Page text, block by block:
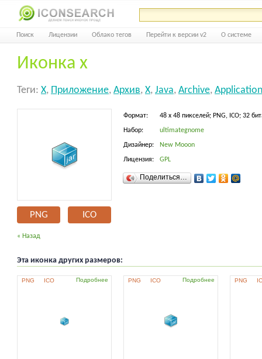
Поиск Лицензии Облако тегов Перейти к версии v2 О системе
Иконка х
Теги: Х, Приложение, Архив, X, Java, Archive, Application
PNG ICO
Формат: 48 x 48 пикселей; PNG, ICO; 32
Набор: ultimategnome
Дизайнер: New Mooon
Лицензия: GPL
Поделиться…
« Назад
Эта иконка других размеров:
PNG ICO Подробнее PNG ICO Подробнее PNG